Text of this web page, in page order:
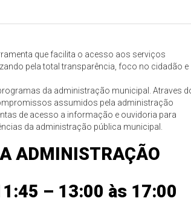
que facilita o acesso aos serviços
pela total transparência, foco no cidadão e
da administração municipal. Atraves
assumidos pela administração
de acesso a informação e ouvidoria para
da administração pública municipal.
ADMINISTRAÇÃO
– 13:00 às 17:00